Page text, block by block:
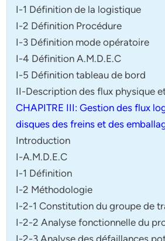
I-1 Définition de la logistique
I-2 Définition Procédure
I-3 Définition mode opératoire
I-4 Définition A.M.D.E.C
I-5 Définition tableau de bord
II-Description des flux physique
CHAPITRE III: Gestion des flux
disques des freins et des
Introduction
I-A.M.D.E.C
I-1 Définition
I-2 Méthodologie
I-2-1 Constitution du groupe de
I-2-2 Analyse fonctionnelle du